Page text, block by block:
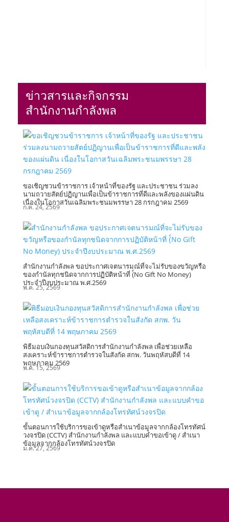
ข่าวสารและกิจกรรม
สำนักงานกำลังพล
ขอเชิญชวนข้าราชการ เจ้าหน้าที่ของรัฐ และประชาชน ร่วมลง
นามถวายสัตย์ปฏิญานเพื่อเป็นข้าราชการที่ดีและพลังของแผ่นดิน
เนื่องในโอกาสวันเฉลิมพระชนมพรรษา 28 กรกฎาคม 2569
ก.ค. 24, 2569
สำนักงานกำลังพล ขอประกาศเจตนารมณ์ที่จะไม่รับของขวัญหรือ
ของกำนัลทุกชนิดจากการปฏิบัติหน้าที่ (์No Gift No Money)
ประจำปีงบประมาณ พ.ศ.2569
พ.ค. 25, 2569
พิธีมอบเงินกองทุนสวัสดิการสำนักงานกำลังพล เพื่อช่วยเหลือ
สงเคราะห์ข้าราชการตำรวจในสังกัด สกพ. วันพฤหัสบดีที่ 14
พฤษภาคม 2569
พ.ค. 15, 2569
ขั้นตอนการใช้บริการขอเข้าดูหรือสำเนาข้อมูลจากกล้องโทรทัศน์
วงจรปิด (CCTV) สำนักงานกำลังพล และแบบคำขอเข้าดู / สำเนา
ข้อมูลจากกล้องโทรทัศน์วงจรปิด
ม.ค. 27, 2569